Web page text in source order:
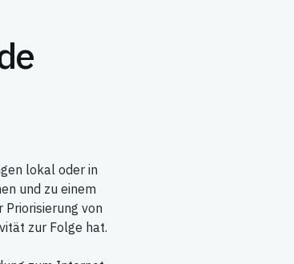
lokal oder in
und zu einem
Priorisierung von
zur Folge hat.